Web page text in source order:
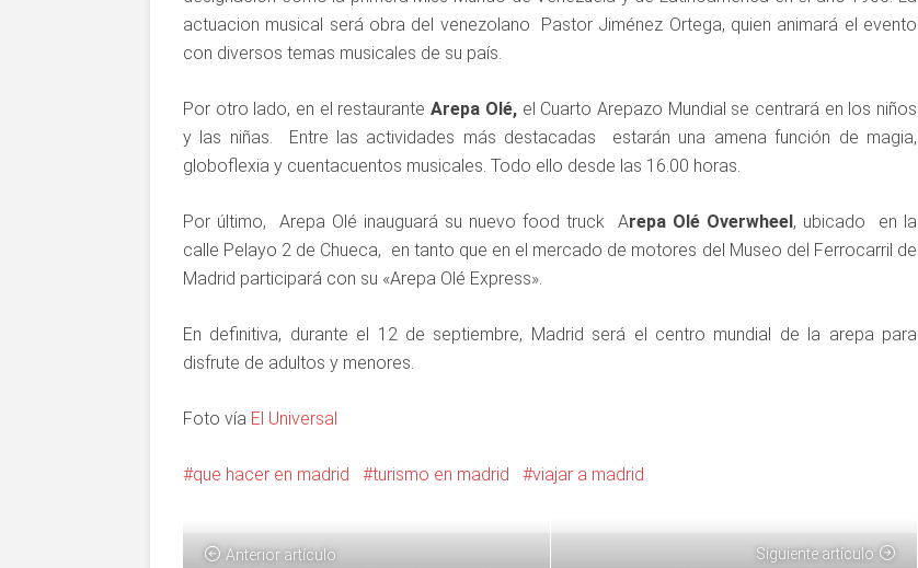
actuacion musical será obra del venezolano Pastor Jiménez Ortega, quien animará el evento
con diversos temas musicales de su país.
Por otro lado, en el restauranteArepa Olé,el Cuarto Arepazo Mundial se centrará en los niños
y las niñas. Entre las actividades más destacadas estarán una amena función de magia,
globoflexia y cuentacuentos musicales. Todo ello desde las 16.00 horas.
Por último, Arepa Olé inauguará su nuevo food truck Arepa Olé Overwheel, ubicado en la
calle Pelayo 2 de Chueca, en tanto que en el mercado de motores del Museo del Ferrocarril de
Madrid participará con su «Arepa Olé Express».
En definitiva, durante el 12 de septiembre, Madrid será el centro mundial de la arepa para
disfrute de adultos y menores.
Foto vía El Universal
que hacer en madrid turismo en madrid viajar a madrid
Anterior artículo Siguiente artículo